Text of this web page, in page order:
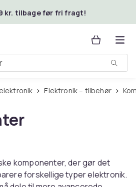
kr. tilbage før fri fragt!
Elektronik – tilbehør
komponenter, der gør det
forskellige typer elektronik.